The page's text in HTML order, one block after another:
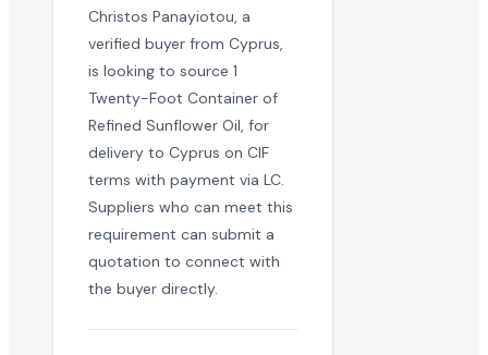
当然可以。EximNext 是全球 B2B 市场,我们鼓励任何有能力
这个 RFQ 需要多快回复?
活跃的采购需求具有时效性。我们建议尽快提交您的
是否需要提供产品样品?
批量进口 refined sunflower oil 的买家通常在敲定大合同前
什么是成功的 refined sunflower oil 报价?
成功的报价提供有竞争力的批量价格、清晰的贸易就绪条款
Christos Panayiotou, a
verified buyer from Cyprus,
is looking to source 1
Twenty-Foot Container of
Refined Sunflower Oil, for
delivery to Cyprus on CIF
terms with payment via LC.
Suppliers who can meet this
requirement can submit a
quotation to connect with
the buyer directly.